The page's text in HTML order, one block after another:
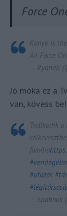
Force
Kanye is
Air Force
— Ryanair
Jó móka ez a
van, kövess
Trollkodik a
família
#utazás
— Spabook